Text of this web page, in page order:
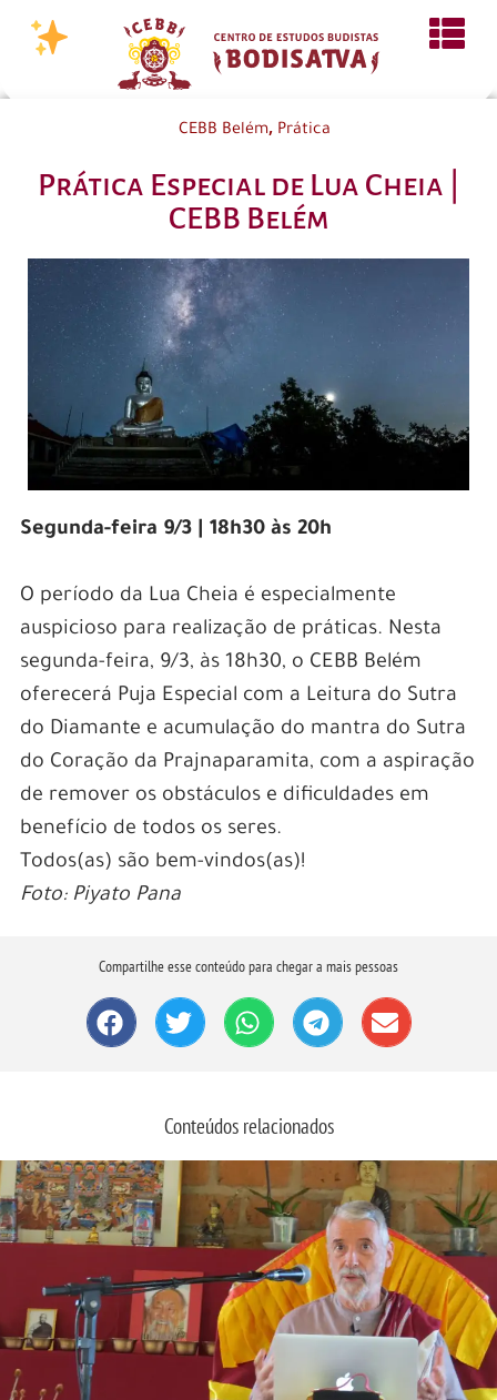
CEBB Belém, Prática
Prática Especial de Lua Cheia |
CEBB Belém
Segunda-feira 9/3 | 18h30 às 20h
O período da Lua Cheia é especialmente
auspicioso para realização de práticas. Nesta
segunda-feira, 9/3, às 18h30, o CEBB Belém
oferecerá Puja Especial com a Leitura do Sutra
do Diamante e acumulação do mantra do Sutra
do Coração da Prajnaparamita, com a aspiração
de remover os obstáculos e dificuldades em
benefício de todos os seres.
Todos(as) são bem-vindos(as)!
Foto: Piyato Pana
Compartilhe esse conteúdo para chegar a mais pessoas
Conteúdos relacionados